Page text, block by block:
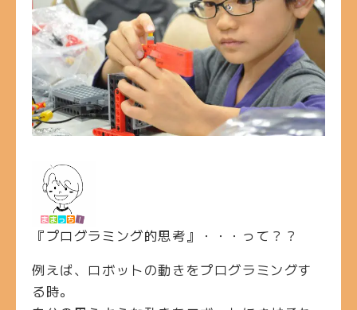
『プログラミング的思考』・・・って？？
例えば、ロボットの動きをプログラミングす
る時。